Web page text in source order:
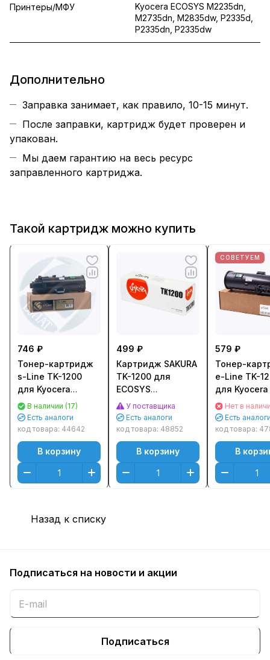
Принтеры/МФУ
Kyocera ECOSYS M2235dn,
M2735dn, M2835dw, P2335d,
P2335dn, P2335dw
Дополнительно
Заправка занимает, как правило, 10-15 минут.
После заправки, картридж будет проверен и
упакован.
Мы даем гарантию на весь ресурс
заправленного картриджа.
Такой картридж можно купить
746 ₽
Тонер-картридж
s-Line TK-1200
для Kyocera
ECOSYS P2335
(3000стр.) - с
чипом
В наличии (17)
Есть аналоги
код товара: 44642
В корзину
499 ₽
Картридж SAKURA
TK-1200 для
ECOSYS
P2335/M2235dn/
M2735dn/
M2835dw
(3000стр.)
SATK1200
У поставщика
Есть аналоги
код товара: 48852
В корзину
СОВЕТУЕМ
579 ₽
Тонер-
e-Line TK-
для Kyocera
(3000стр.) -
чипом
Нет в
Есть
код товара:
В
Назад к списку
Подписаться на новости и акции
Подписаться